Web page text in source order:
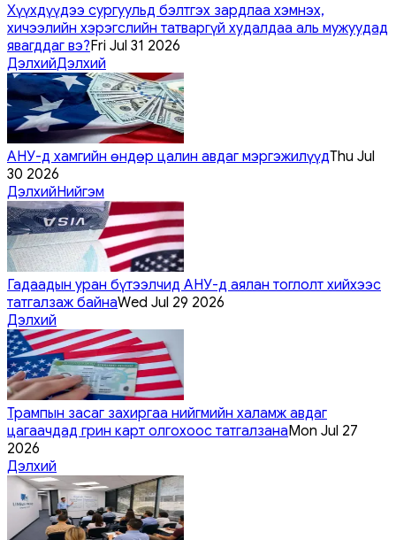
Хүүхдүүдээ сургуульд бэлтгэх зардлаа хэмнэх,
хичээлийн хэрэгслийн татваргүй худалдаа аль мужуудад
явагддаг вэ?Fri Jul 31 2026
ДэлхийДэлхий
АНУ-д хамгийн өндөр цалин авдаг мэргэжилүүдThu Jul
30 2026
ДэлхийНийгэм
Гадаадын уран бүтээлчид АНУ-д аялан тоглолт хийхээс
татгалзаж байнаWed Jul 29 2026
Дэлхий
Трампын засаг захиргаа нийгмийн халамж авдаг
цагаачдад грин карт олгохоос татгалзанаMon Jul 27
2026
Дэлхий